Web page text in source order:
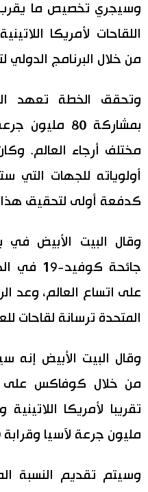
إعلان
اللقاحات لأمريكا
من خلال البرنامج
وتحقق الخطة تعهد
بمشاركة 80
مختلف أرجاء العالم.
كدفعة أولى لتحقيق
وقال البيت الأبيض في
جائحة
على اتساع العالم، وعد
المتحدة ترسانة لقاحات
مليون جرعة لآسيا وقرابة 10 ملايين لأفريقيا.